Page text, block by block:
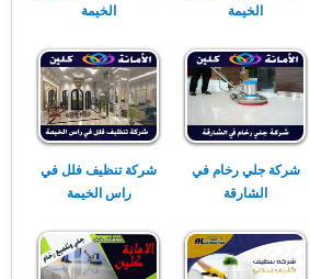
الخيمة
الخيمة
شركة جلي رخام في
الشارقة
شركة تنظيف فلل في
راس الخيمة